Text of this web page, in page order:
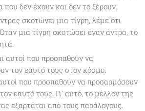
που δεν έχουν και δεν το ξέρουν.
σκοτώνει μια τίγρη, λέμε ότι
μια τίγρη σκοτώσει έναν άντρα, το
αυτοί που προσπαθούν να
τον εαυτό τους στον κόσμο.
που προσπαθούν να προσαρμόσουν
εαυτό τους. Γι' αυτό, το μέλλον της
εξαρτάται από τους παράλογους.